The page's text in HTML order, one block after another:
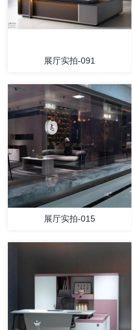
展厅实拍-091
展厅实拍-015